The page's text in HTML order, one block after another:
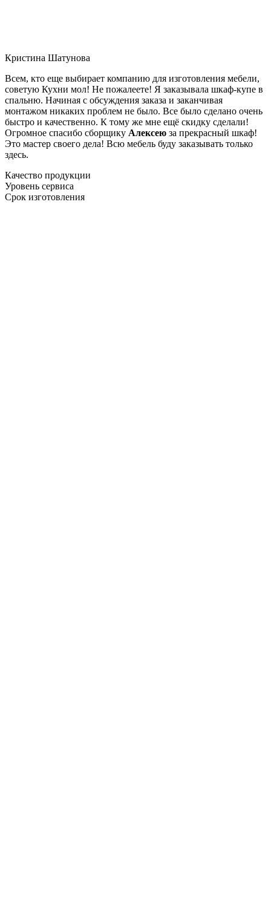
Кристина Шатунова
Всем, кто еще выбирает компанию для изготовления мебели,
советую Кухни мол! Не пожалеете! Я заказывала шкаф-купе в
спальню. Начиная с обсуждения заказа и заканчивая
монтажом никаких проблем не было. Все было сделано очень
быстро и качественно. К тому же мне ещё скидку сделали!
Огромное спасибо сборщику Алексею за прекрасный шкаф!
Это мастер своего дела! Всю мебель буду заказывать только
здесь.
Качество продукции
Уровень сервиса
Срок изготовления